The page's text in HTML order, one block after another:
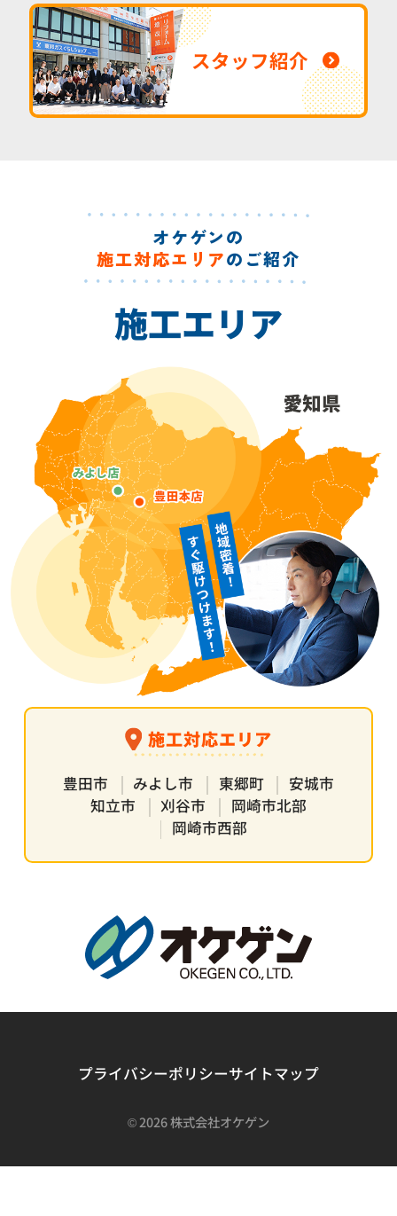
スタッフ紹介
オケゲンの
施工対応エリアのご紹介
施工エリア
施工対応エリア
豊田市 みよし市 東郷町
安城市
知立市
刈谷市
岡崎市北部
岡崎市西部
プライバシーポリシーサイトマップ
©2026 株式会社オケゲン